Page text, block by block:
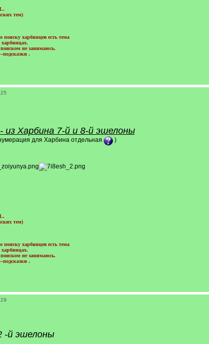
тем)
поиску харбинцев есть тема
не занимаюсь.
подсказки .
из Харбина 7-й и 8-й эшелоны
для Харбина отдельная )
тем)
поиску харбинцев есть тема
не занимаюсь.
подсказки .
-й эшелоны